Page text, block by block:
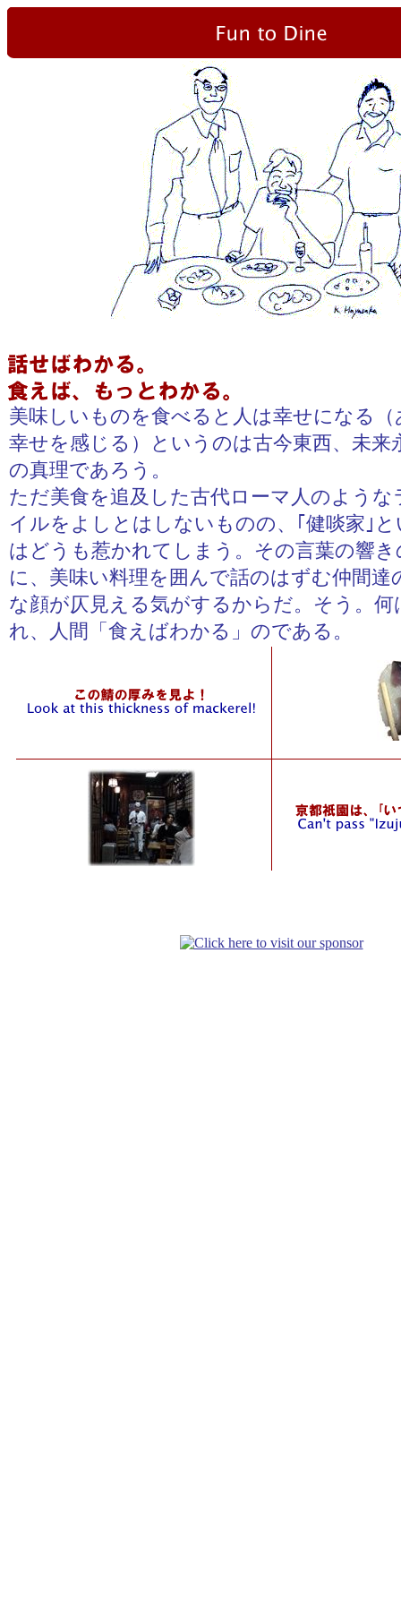
美味しいものを食べると人は幸せになる
幸せを感じる）というのは古今東西、未来
の真理であろう。
ただ美食を追及した古代ローマ人のような
イルをよしとはしないものの、｢健啖家｣
はどうも惹かれてしまう。その言葉の響
に、美味い料理を囲んで話のはずむ仲間達
な顔が仄見える気がするからだ。そう。何
れ、人間「食えばわかる」のである。